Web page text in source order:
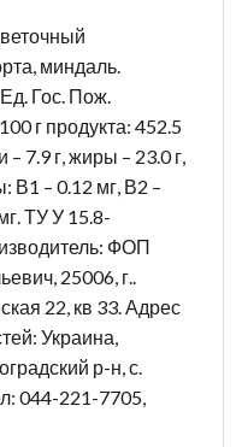
миндаль.
Гос. Пож.
г продукта: 452.5
7.9 г, жиры – 23.0 г,
В1 – 0.12 мг, В2 –
ТУ У 15.8-
ФОП
25006, г..
22, кв 33. Адрес
Украина,
р-н, с.
044-221-7705,